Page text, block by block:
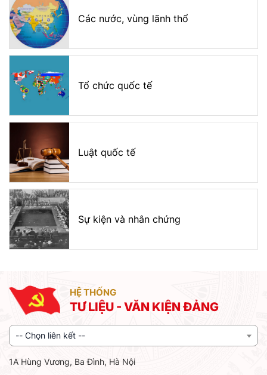
Các nước, vùng lãnh thổ
Tổ chức quốc tế
Luật quốc tế
Sự kiện và nhân chứng
HỆ THỐNG
TƯ LIỆU - VĂN KIỆN ĐẢNG
-- Chọn liên kết --
1A Hùng Vương, Ba Đình, Hà Nội